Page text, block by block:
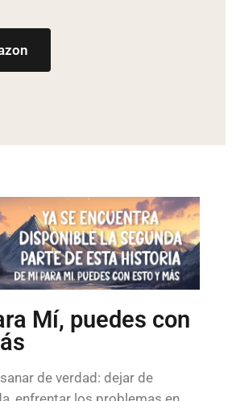
Mí, puedes con
de verdad: dejar de